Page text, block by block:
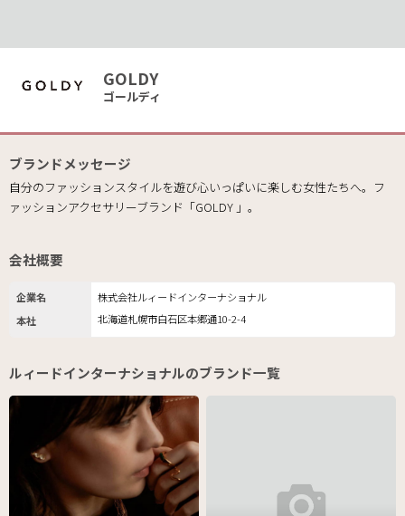
GOLDY
ゴールディ
ブランドメッセージ
自分のファッションスタイルを遊び心いっぱいに楽しむ女性たちへ。フ
ァッションアクセサリーブランド「GOLDY 」。
会社概要
企業名
株式会社ルィードインターナショナル
本社
北海道札幌市白石区本郷通10-2-4
ルィードインターナショナルのブランド一覧